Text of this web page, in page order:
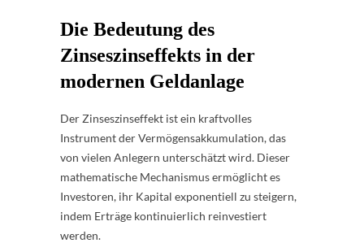
Die Bedeutung des
Zinseszinseffekts in der
modernen Geldanlage
Der Zinseszinseffekt ist ein kraftvolles
Instrument der Vermögensakkumulation, das
von vielen Anlegern unterschätzt wird. Dieser
mathematische Mechanismus ermöglicht es
Investoren, ihr Kapital exponentiell zu steigern,
indem Erträge kontinuierlich reinvestiert
werden.